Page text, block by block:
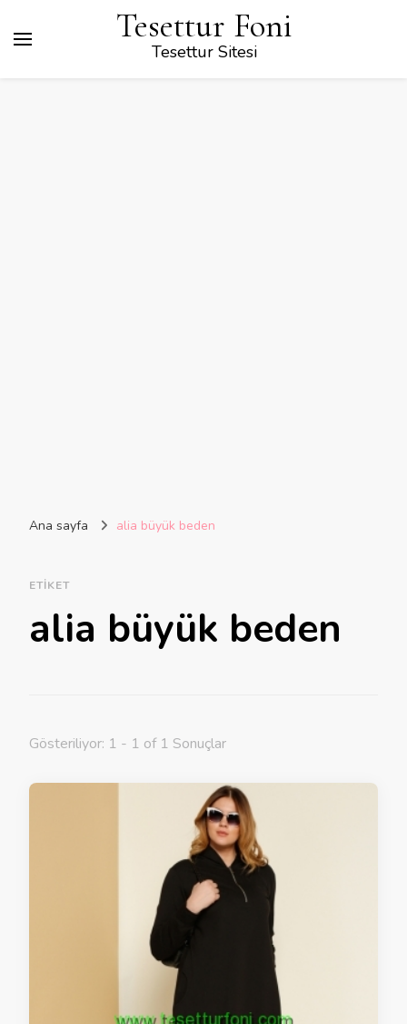
Tesettur Foni
Tesettur Sitesi
Ana sayfa alia büyük beden
ETIKET
alia büyük beden
Gösteriliyor: 1 - 1 of 1 Sonuçlar